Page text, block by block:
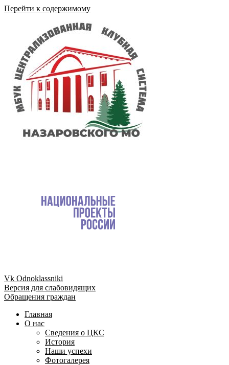
Перейти к содержимому
Vk Odnoklassniki
Версия для слабовидящих
Обращения граждан
Главная
О нас
Сведения о ЦКС
История
Наши успехи
Фотогалерея